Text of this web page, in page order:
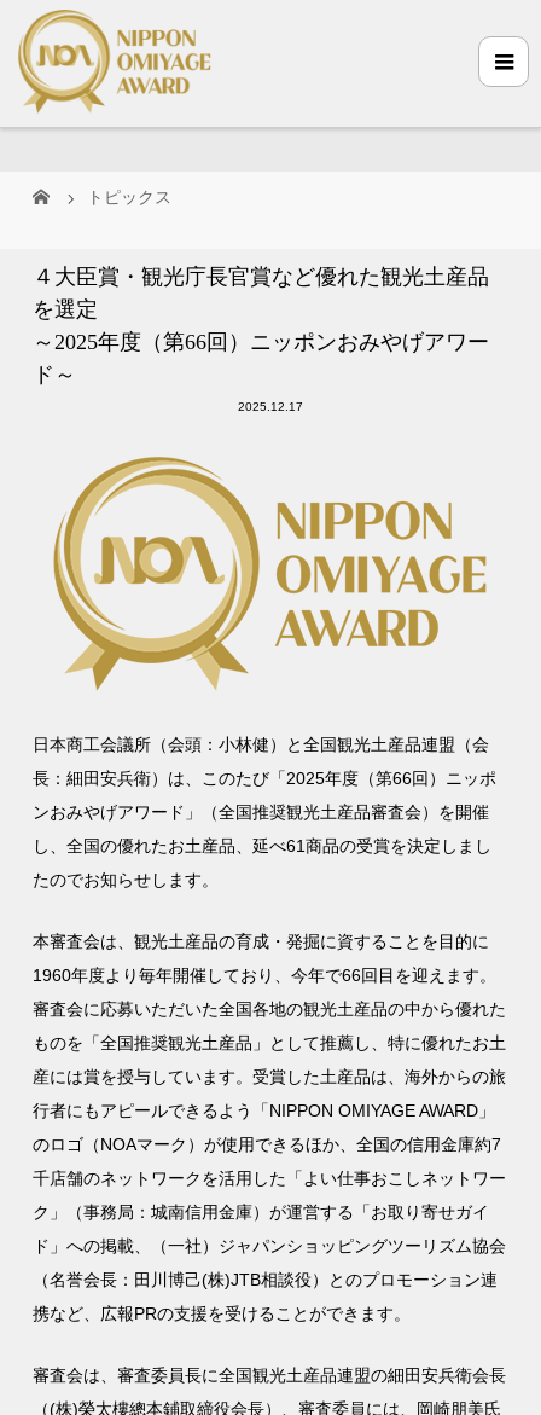
トピックス
４大臣賞・観光庁長官賞など優れた観光土産品
を選定
～2025年度（第66回）ニッポンおみやげアワー
ド～
2025.12.17
日本商工会議所（会頭：小林健）と全国観光土産品連盟（会
長：細田安兵衛）は、このたび「2025年度（第66回）ニッポ
ンおみやげアワード」（全国推奨観光土産品審査会）を開催
し、全国の優れたお土産品、延べ61商品の受賞を決定しまし
たのでお知らせします。
本審査会は、観光土産品の育成・発掘に資することを目的に
1960年度より毎年開催しており、今年で66回目を迎えます。
審査会に応募いただいた全国各地の観光土産品の中から優れた
ものを「全国推奨観光土産品」として推薦し、特に優れたお土
産には賞を授与しています。受賞した土産品は、海外からの旅
行者にもアピールできるよう「NIPPON OMIYAGE AWARD」
のロゴ（NOAマーク）が使用できるほか、全国の信用金庫約7
千店舗のネットワークを活用した「よい仕事おこしネットワー
ク」（事務局：城南信用金庫）が運営する「お取り寄せガイ
ド」への掲載、（一社）ジャパンショッピングツーリズム協会
（名誉会長：田川博己(株)JTB相談役）とのプロモーション連
携など、広報PRの支援を受けることができます。
審査会は、審査委員長に全国観光土産品連盟の細田安兵衛会長
（(株)榮太樓總本鋪取締役会長）、審査委員には、岡崎朋美氏